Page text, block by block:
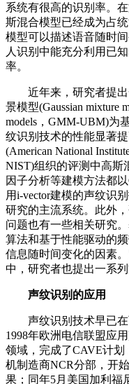
系统有很高的识别率。
斯混合模型已经成为占
模型可以描述语音随时
人识别中能充分利用已
率。
近年来，研究者提出
景模型(Gaussian mixture
models，GMM-UBM)为
纹识别技术的性能显著
(American National
NIST)组织的评测中高斯
因子分析等建模方法都
用i-vector建模的声纹识
研究的主流系统。此外
问题也有一些相关研究
算法和基于性能驱动的
信息随时间变化的因素
中，研究者也提出一系列
声纹识别的应用
声纹识别技术早已在
1998年欧洲电信联盟应
领域，完成了CAVE计划
机制造商NCR分部，开
果；同年5月美国加利福